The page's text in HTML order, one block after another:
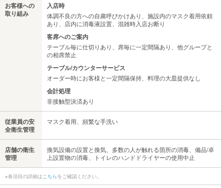
お客様への
取り組み
入店時
体調不良の方への自粛呼びかけあり、施設内のマスク着用依頼
あり、店内に消毒液設置、混雑時入店お断り
客席へのご案内
テーブル毎に仕切りあり、席毎に一定間隔あり、他グループと
の相席禁止
テーブル/カウンターサービス
オーダー時にお客様と一定間隔保持、料理の大皿提供なし
会計処理
非接触型決済あり
従業員の安
全衛生管理
マスク着用、頻繁な手洗い
店舗の衛生
管理
換気設備の設置と換気、多数の人が触れる箇所の消毒、備品/卓
上設置物の消毒、トイレのハンドドライヤーの使用中止
※各項目の詳細は こちらをご確認ください。